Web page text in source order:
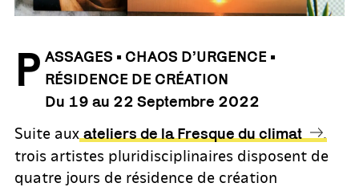
P ASSAGES • CHAOS D’URGENCE •
RÉSIDENCE DE CRÉATION
Du 19 au 22 Septembre 2022
Suite aux ateliers de la Fresque du climat
trois artistes pluridisciplinaires disposent de
quatre jours de résidence de création